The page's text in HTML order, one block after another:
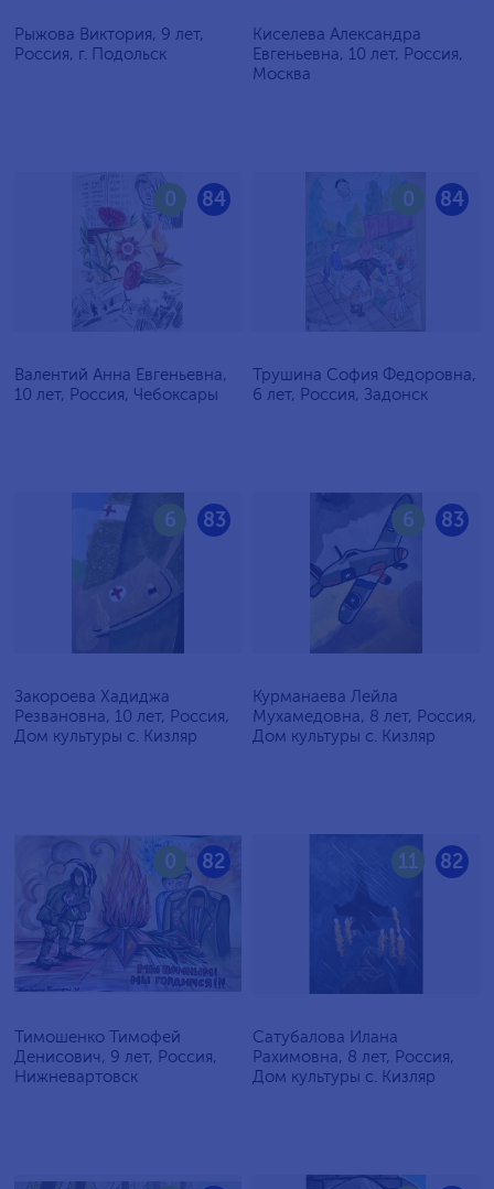
Рыжова Виктория, 9 лет,
Россия, г. Подольск
Киселева Александра
Евгеньевна, 10 лет, Россия,
Москва
84
0
Валентий Анна Евгеньевна,
10 лет, Россия, Чебоксары
84
0
Трушина София Федоровна,
6 лет, Россия, Задонск
83
6
Закороева Хадиджа
Резвановна, 10 лет, Россия,
Дом культуры с. Кизляр
83
6
Курманаева Лейла
Мухамедовна, 8 лет, Россия,
Дом культуры с. Кизляр
82
0
Тимошенко Тимофей
Денисович, 9 лет, Россия,
Нижневартовск
82
11
Сатубалова Илана
Рахимовна, 8 лет, Россия,
Дом культуры с. Кизляр